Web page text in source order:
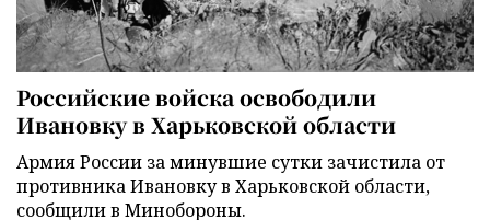
Российские войска освободили
Ивановку в Харьковской области
Армия России за минувшие сутки зачистила от
противника Ивановку в Харьковской области,
сообщили в Минобороны.